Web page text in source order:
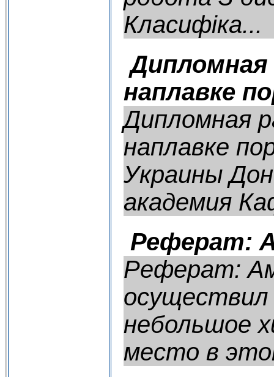
Класифіка...
Дипломная
наплавке
Дипломная
наплавке
Украины
академия
Реферат:
Реферат:
осуществил
небольшое
место в